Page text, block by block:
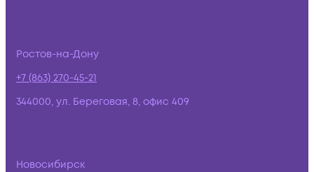
Ростов-на-Дону
+7 (863) 270-45-21
344000, ул. Береговая, 8, офис 409
Новосибирск